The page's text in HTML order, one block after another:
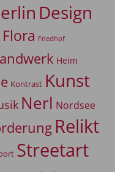
Design
Flora Friedhof
Heim
Kontrast Kunst
Nerl Nordsee
Relikt
Streetart